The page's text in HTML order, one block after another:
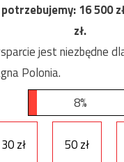
16 500
zł.
jest niezbędne
Polonia.
8%
30 zł 50 zł